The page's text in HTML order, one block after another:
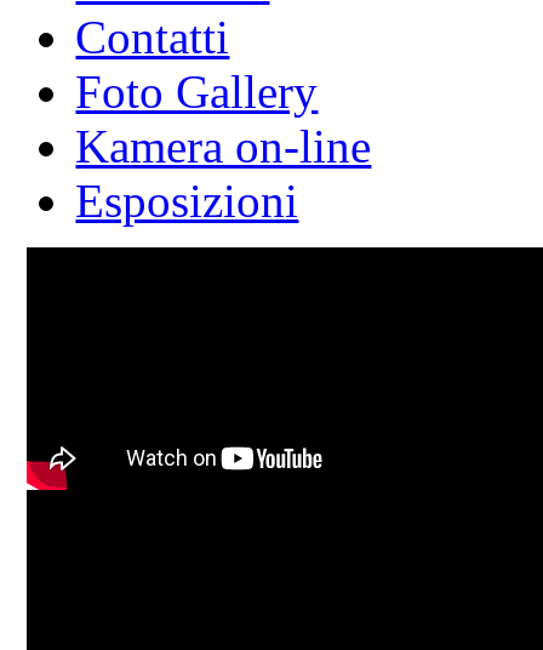
Contatti
Foto Gallery
Kamera on-line
Esposizioni